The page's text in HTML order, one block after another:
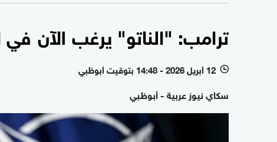
ترامب: "الناتو" يرغب الآن
l 12 أبريل 2026 - 14:48 بتوقيت أبوظبي
سكاي نيوز عربية - أبوظبي